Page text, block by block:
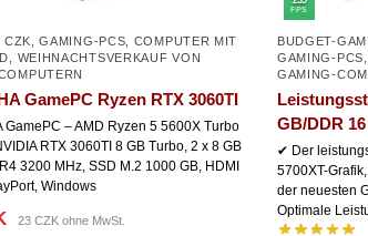
CZK ,GAMING-PCS
COMPUTER MIT
WEIHNACHTSVERKAUF VON
GamePC Ryzen RTX 3060TI
GamePC – AMD Ryzen 5 5600X Turbo
RTX 3060TI 8 GB Turbo, 2 x 8 GB
3200 MHz, SSD M.2 1000 GB, HDMI
Windows
23 CZK ohne MwSt.
FPS
BUDGET-
GAMING-PCS
GAMING-
GB/DDR
✔ Der
5700XT-
der neuesten
Optimale